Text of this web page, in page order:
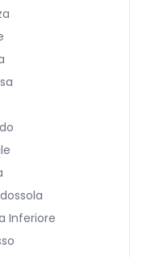
Inferiore